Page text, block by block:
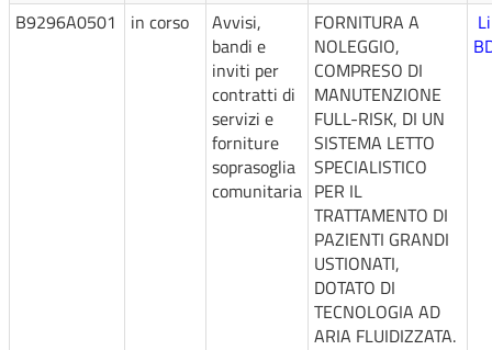
B9296A0501 in corso
Avvisi,
bandi e
inviti per
contratti di
servizi e
forniture
soprasoglia
comunitaria
FORNITURA A
NOLEGGIO,
COMPRESO DI
MANUTENZIONE
FULL-RISK, DI UN
SISTEMA LETTO
SPECIALISTICO
PER IL
TRATTAMENTO DI
PAZIENTI GRANDI
USTIONATI,
DOTATO DI
TECNOLOGIA AD
ARIA FLUIDIZZATA.